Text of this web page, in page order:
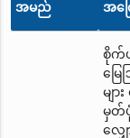
အမည် အက
စိုက်ပ
မြ
မျ
မှတ်
လျှ